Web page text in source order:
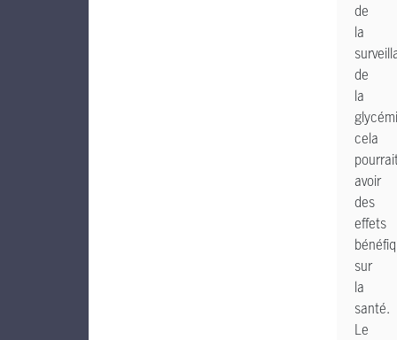
de
la
de
la
cela
avoir
des
effets
sur
la
santé.
Le